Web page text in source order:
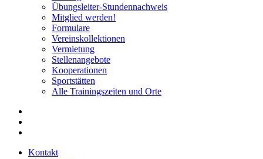
Übungsleiter-Stundennachweis
Mitglied werden!
Formulare
Vereinskollektionen
Vermietung
Stellenangebote
Kooperationen
Sportstätten
Alle Trainingszeiten und Orte
Kontakt